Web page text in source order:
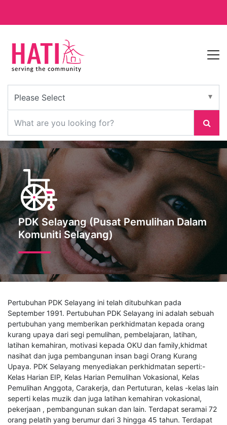
PDK Selayang (Pusat Pemulihan Dalam
Komuniti Selayang)
Pertubuhan PDK Selayang ini telah ditubuhkan pada
September 1991. Pertubuhan PDK Selayang ini adalah sebuah
pertubuhan yang memberikan perkhidmatan kepada orang
kurang upaya dari segi pemulihan, pembelajaran, latihan,
latihan kemahiran, motivasi kepada OKU dan family,khidmat
nasihat dan juga pembangunan insan bagi Orang Kurang
Upaya. PDK Selayang menyediakan perkhidmatan seperti:-
Kelas Harian EIP, Kelas Harian Pemulihan Vokasional, Kelas
Pemulihan Anggota, Carakerja, dan Pertuturan, kelas -kelas lain
seperti kelas muzik dan juga latihan kemahiran vokasional,
pekerjaan , pembangunan sukan dan lain. Terdapat seramai 72
orang pelatih yang berumur dari 3 hingga 45 tahun. Terdapat